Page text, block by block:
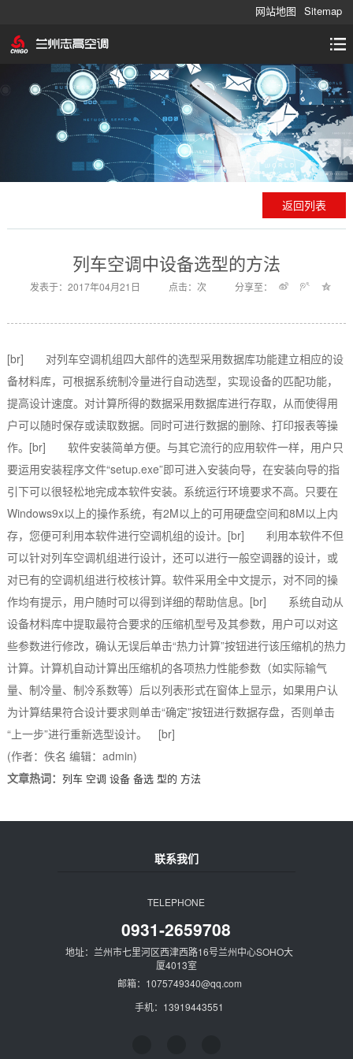
网站地图 Sitemap
返回列表
列车空调中设备选型的方法
发表于：2017年04月21日 点击：次 分享至：
[br] 对列车空调机组四大部件的选型采用数据库功能建立相应的设
备材料库，可根据系统制冷量进行自动选型，实现设备的匹配功能，
提高设计速度。对计算所得的数据采用数据库进行存取，从而使得用
户可以随时保存或读取数据。同时可进行数据的删除、打印报表等操
作。[br] 软件安装简单方便。与其它流行的应用软件一样，用户只
要运用安装程序文件“setup.exe”即可进入安装向导，在安装向导的指
引下可以很轻松地完成本软件安装。系统运行环境要求不高。只要在
Windows9x以上的操作系统，有2M以上的可用硬盘空间和8M以上内
存，您便可利用本软件进行空调机组的设计。[br] 利用本软件不但
可以针对列车空调机组进行设计，还可以进行一般空调器的设计，或
对已有的空调机组进行校核计算。软件采用全中文提示，对不同的操
作均有提示，用户随时可以得到详细的帮助信息。[br] 系统自动从
设备材料库中提取最符合要求的压缩机型号及其参数，用户可以对这
些参数进行修改，确认无误后单击“热力计算”按钮进行该压缩机的热力
计算。计算机自动计算出压缩机的各项热力性能参数（如实际输气
量、制冷量、制冷系数等）后以列表形式在窗体上显示，如果用户认
为计算结果符合设计要求则单击“确定”按钮进行数据存盘，否则单击
“上一步”进行重新选型设计。 [br]
(作者：佚名 编辑：admin)
文章热词： 列车 空调 设备 备选 型的 方法
联系我们
TELEPHONE
0931-2659708
地址：兰州市七里河区西津西路16号兰州中心SOHO大
厦4013室
邮箱：1075749340@qq.com
手机：13919443551